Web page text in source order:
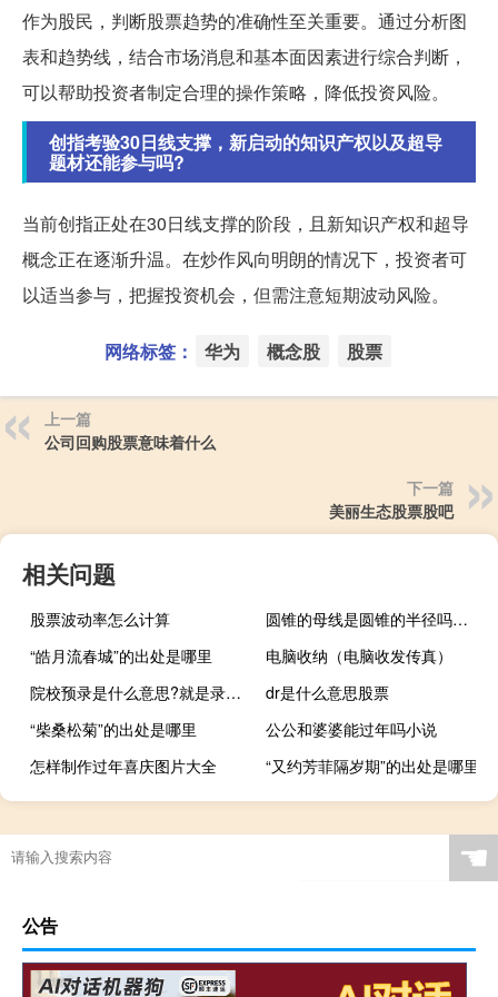
作为股民，判断股票趋势的准确性至关重要。通过分析图
表和趋势线，结合市场消息和基本面因素进行综合判断，
可以帮助投资者制定合理的操作策略，降低投资风险。
创指考验30日线支撑，新启动的知识产权以及超导
题材还能参与吗?
当前创指正处在30日线支撑的阶段，且新知识产权和超导
概念正在逐渐升温。在炒作风向明朗的情况下，投资者可
以适当参与，把握投资机会，但需注意短期波动风险。
网络标签： 华为 概念股 股票
上一篇
公司回购股票意味着什么
下一篇
美丽生态股票股吧
相关问题
股票波动率怎么计算
圆锥的母线是圆锥的半径吗（圆锥的母线是不是圆锥的高 ( )）
“皓月流春城”的出处是哪里
电脑收纳（电脑收发传真）
院校预录是什么意思?就是录取的意思吗?（院校预录是什么意思）
dr是什么意思股票
“柴桑松菊”的出处是哪里
公公和婆婆能过年吗小说
怎样制作过年喜庆图片大全
“又约芳菲隔岁期”的出处是哪里
☚
公告